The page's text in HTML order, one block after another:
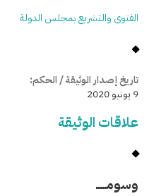
الفتوى والتشريع بمجلس الدولة
تاريخ إصدار الوثيقة / الحكم:
9 يونيو 2020
علاقات الوثيقة
وسومـــــ